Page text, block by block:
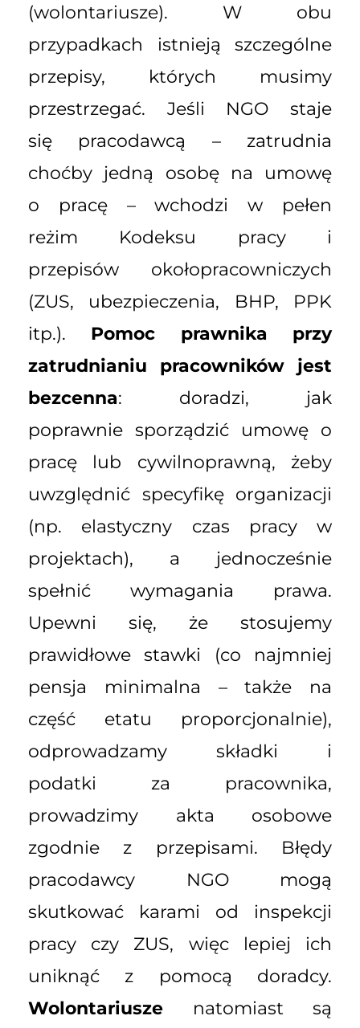
(wolontariusze). W obu
przypadkach istnieją szczególne
przepisy, których musimy
przestrzegać. Jeśli NGO staje
się pracodawcą – zatrudnia
choćby jedną osobę na umowę
o pracę – wchodzi w pełen
reżim Kodeksu pracy i
przepisów okołopracowniczych
(ZUS, ubezpieczenia, BHP, PPK
itp.). Pomoc prawnika przy
zatrudnianiu pracowników jest
bezcenna: doradzi, jak
poprawnie sporządzić umowę o
pracę lub cywilnoprawną, żeby
uwzględnić specyfikę organizacji
(np. elastyczny czas pracy w
projektach), a jednocześnie
spełnić wymagania prawa.
Upewni się, że stosujemy
prawidłowe stawki (co najmniej
pensja minimalna – także na
część etatu proporcjonalnie),
odprowadzamy składki i
podatki za pracownika,
prowadzimy akta osobowe
zgodnie z przepisami. Błędy
pracodawcy NGO mogą
skutkować karami od inspekcji
pracy czy ZUS, więc lepiej ich
uniknąć z pomocą doradcy.
Wolontariusze natomiast są